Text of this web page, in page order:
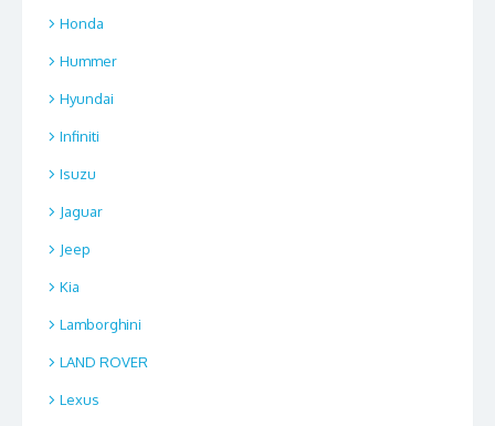
Honda
Hummer
Hyundai
Infiniti
Isuzu
Jaguar
Jeep
Kia
Lamborghini
LAND ROVER
Lexus